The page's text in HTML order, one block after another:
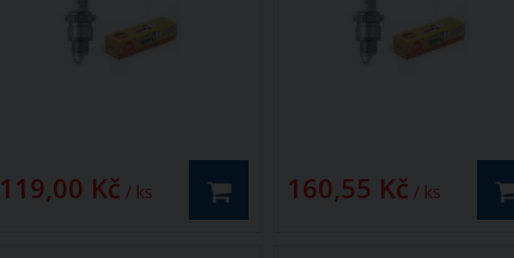
119,00 Kč / ks 160,55 Kč / ks